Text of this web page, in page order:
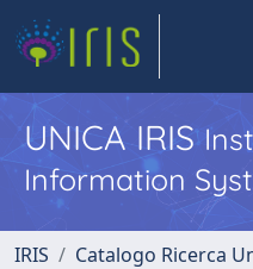
UNICA IRIS
Information
IRIS
Catalogo Ricerca